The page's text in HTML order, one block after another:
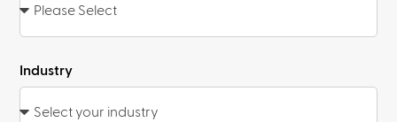
Industry